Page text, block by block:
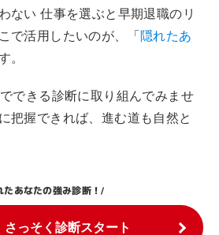
ない 仕事を選ぶと早期退職のリ
で活用したいのが、「隠れたあ
。
できる診断に取り組んでみませ
把握できれば、進む道も自然と
たあなたの強み診断！/
さっそく診断スタート